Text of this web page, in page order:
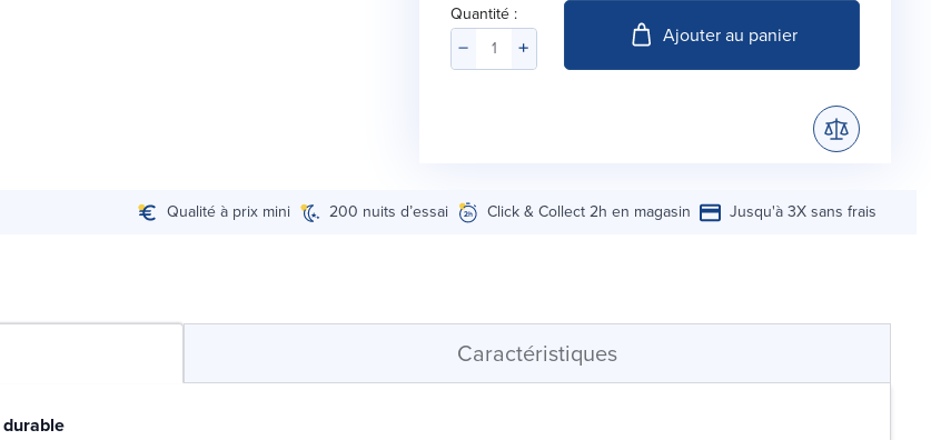
Quantité :
Ajouter au panier
Qualité à prix mini 200 nuits d’essai Click & Collect 2h en magasin Jusqu'à 3X sans frais
Caractéristiques